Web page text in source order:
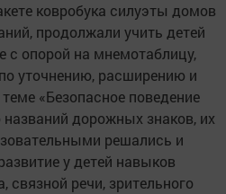
ковробука силуэты домов
продолжали учить детей
с опорой на мнемотаблицу,
уточнению, расширению и
«Безопасное поведение
названий дорожных знаков, их
решались и
у детей навыков
связной речи, зрительного